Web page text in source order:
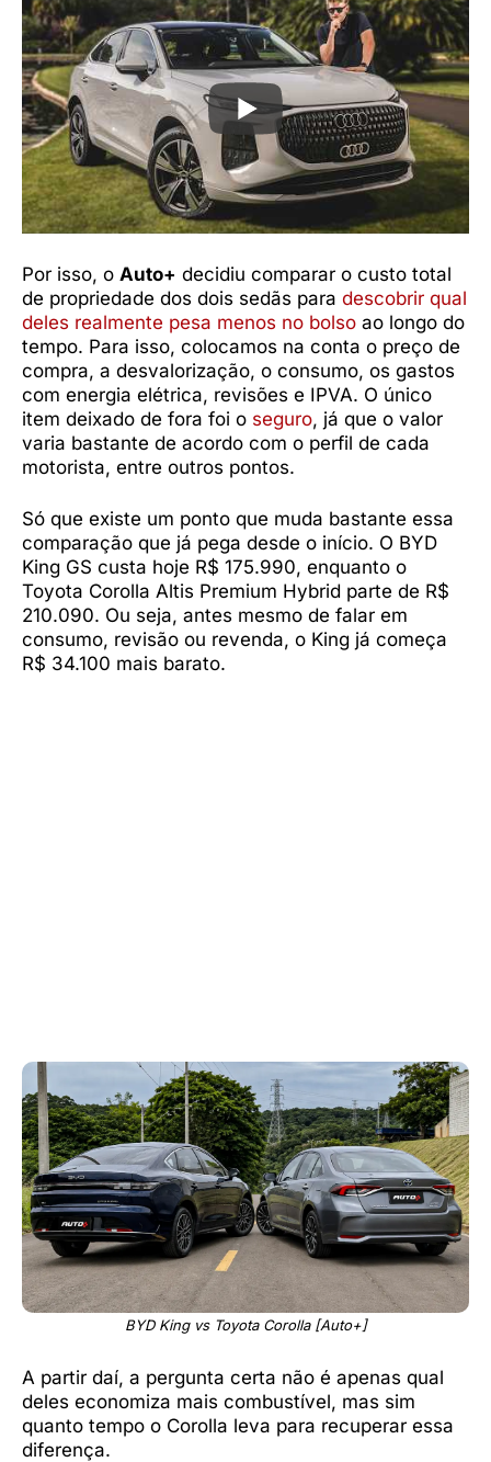
Por isso, o Auto+ decidiu comparar o custo total
de propriedade dos dois sedãs para descobrir qual
deles realmente pesa menos no bolso ao longo do
tempo. Para isso, colocamos na conta o preço de
compra, a desvalorização, o consumo, os gastos
com energia elétrica, revisões e IPVA. O único
item deixado de fora foi o seguro, já que o valor
varia bastante de acordo com o perfil de cada
motorista, entre outros pontos.
Só que existe um ponto que muda bastante essa
comparação que já pega desde o início. O BYD
King GS custa hoje R$ 175.990, enquanto o
Toyota Corolla Altis Premium Hybrid parte de R$
210.090. Ou seja, antes mesmo de falar em
consumo, revisão ou revenda, o King já começa
R$ 34.100 mais barato.
BYD King vs Toyota Corolla [Auto+]
A partir daí, a pergunta certa não é apenas qual
deles economiza mais combustível, mas sim
quanto tempo o Corolla leva para recuperar essa
diferença.